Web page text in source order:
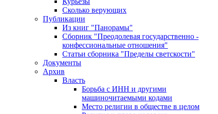
Сколько верующих
Публикации
Из книг "Панорамы"
Сборник "Преодолевая государственно -
конфессиональные отношения"
Статьи сборника "Пределы светскости"
Документы
Архив
Власть
Борьба с ИНН и другими
машиночитаемыми кодами
Место религии в обществе в целом